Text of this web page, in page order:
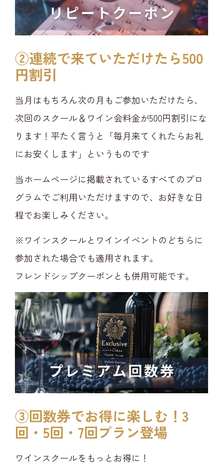
②連続で来ていただけたら500
円割引
当月はもちろん次の月もご参加いただけたら、
次回のスクール＆ワイン会料金が500円割引にな
ります！平たく言うと「毎月来てくれたらお礼
にお安くします」というものです
当ホームページに掲載されているすべてのプロ
グラムでご利用いただけますので、お好きな日
程でお楽しみください。
※ワインスクールとワインイベントのどちらに
参加された場合でも適用されます。
フレンドシップクーポンとも併用可能です。
③回数券でお得に楽しむ！3
回・5回・7回プラン登場​
ワインスクールをもっとお得に！